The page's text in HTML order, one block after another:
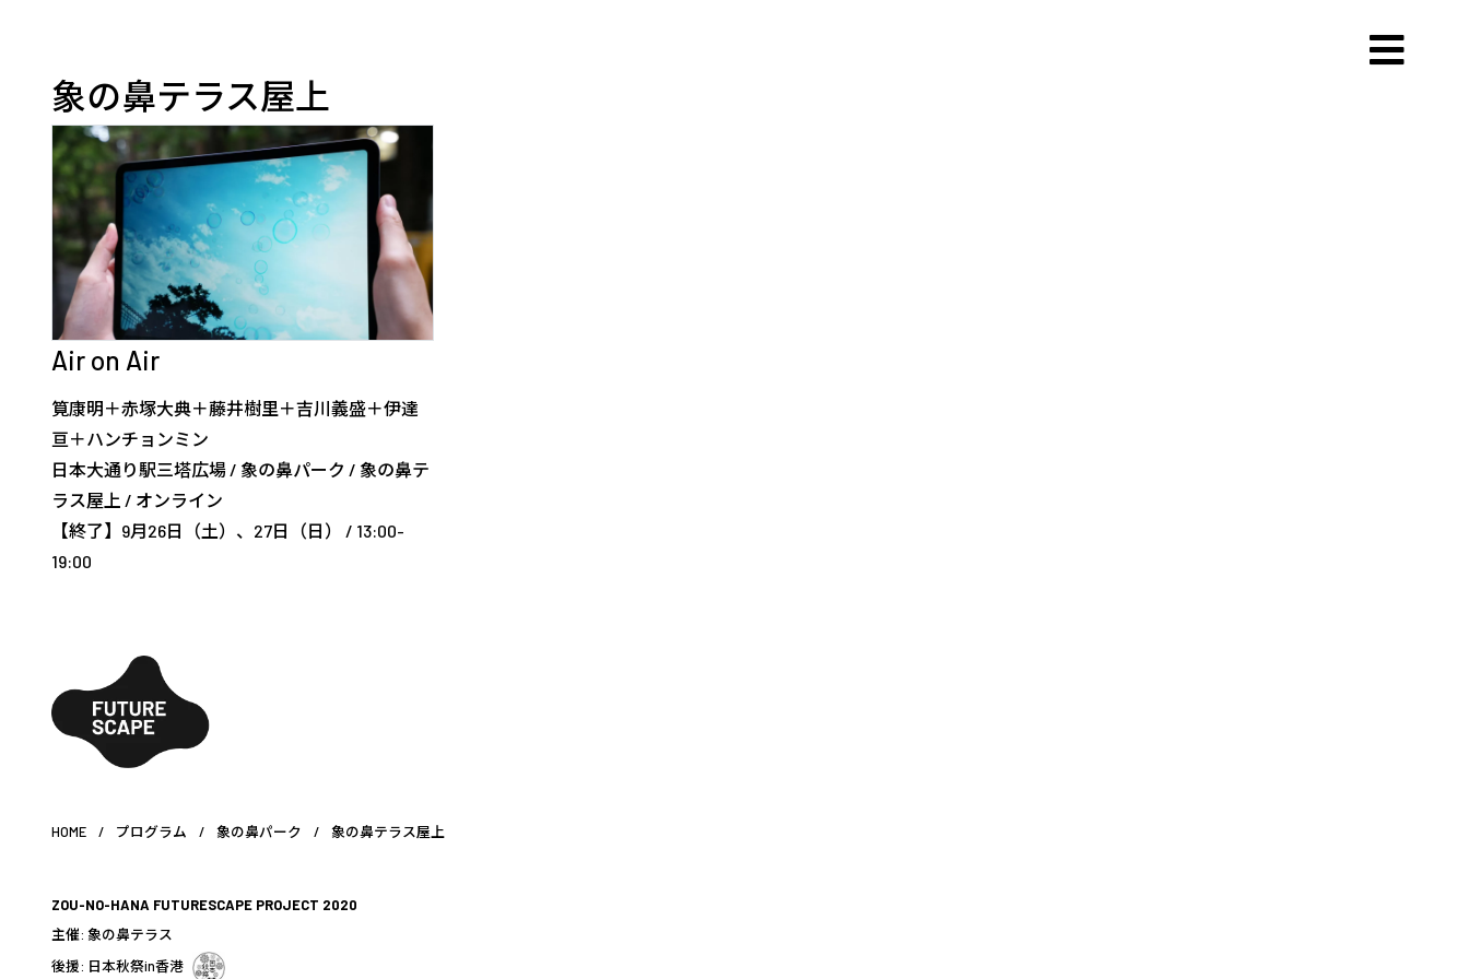
象の鼻テラス屋上
Air on Air
筧康明＋赤塚大典＋藤井樹里＋吉川義盛＋伊達
亘＋ハンチョンミン
日本大通り駅三塔広場 / 象の鼻パーク / 象の鼻テ
ラス屋上 / オンライン
【終了】9月26日（土）、27日（日） / 13:00-
19:00
HOME / プログラム / 象の鼻パーク / 象の鼻テラス屋上
ZOU-NO-HANA FUTURESCAPE PROJECT 2020
主催: 象の鼻テラス
後援: 日本秋祭in香港